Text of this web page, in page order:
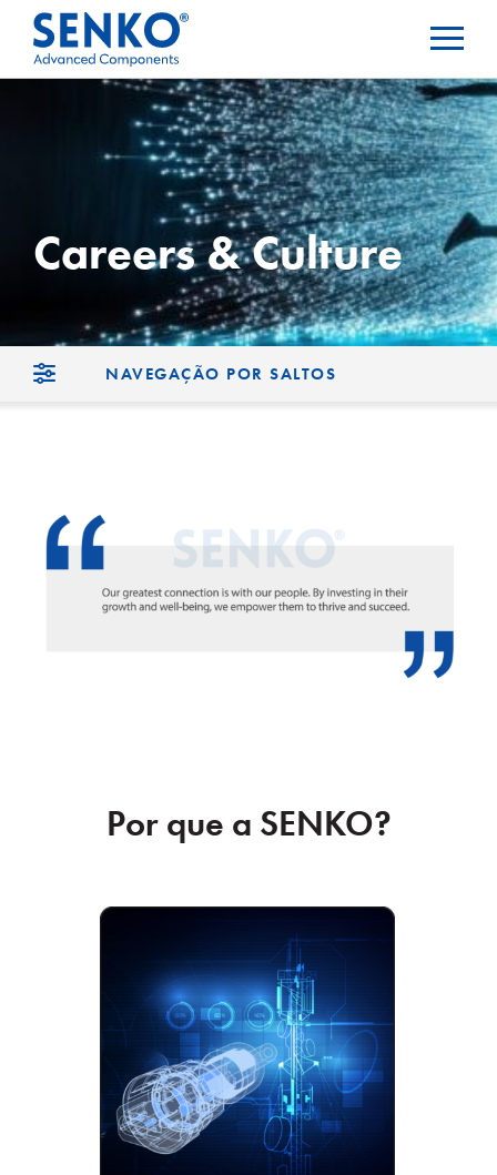
Careers & Culture
NAVEGAÇÃO POR SALTOS
Por que a SENKO?